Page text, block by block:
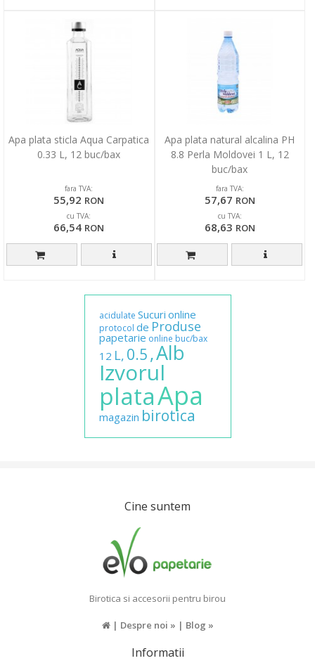
Apa plata sticla Aqua Carpatica
0.33 L, 12 buc/bax
fara TVA:
55,92 RON
cu TVA:
66,54 RON
Apa plata natural alcalina PH
8.8 Perla Moldovei 1 L, 12
buc/bax
fara TVA:
57,67 RON
cu TVA:
68,63 RON
acidulate Sucuri online
protocol de Produse
papetarie online buc/bax
12 L, 0.5,Alb
Izvorul
plataApa
magazin birotica
Cine suntem
Birotica si accesorii pentru birou
| Despre noi » | Blog »
Informatii